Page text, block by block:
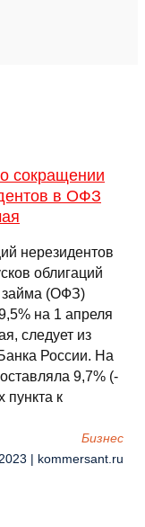
сокращении
в ОФЗ
нерезидентов
облигаций
займа (ОФЗ)
на 1 апреля
следует из
России. На
9,7% (-
пункта к
Бизнес
| kommersant.ru